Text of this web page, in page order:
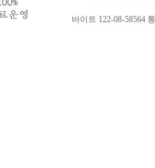
바이트 122-08-58564